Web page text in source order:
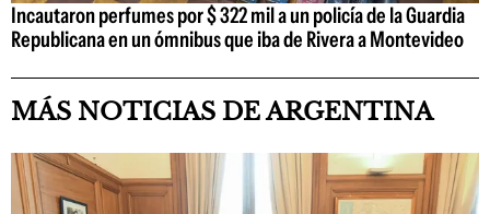
Incautaron perfumes por $ 322 mil a un policía de la Guardia
Republicana en un ómnibus que iba de Rivera a Montevideo
MÁS NOTICIAS DE ARGENTINA